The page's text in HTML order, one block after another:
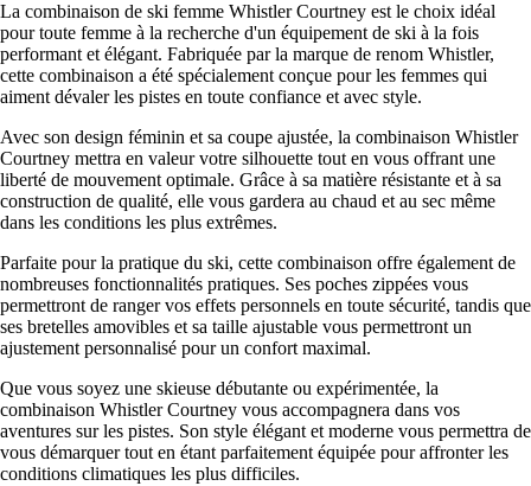
La combinaison de ski femme Whistler Courtney est le choix idéal
pour toute femme à la recherche d'un équipement de ski à la fois
performant et élégant. Fabriquée par la marque de renom Whistler,
cette combinaison a été spécialement conçue pour les femmes qui
aiment dévaler les pistes en toute confiance et avec style.
Avec son design féminin et sa coupe ajustée, la combinaison Whistler
Courtney mettra en valeur votre silhouette tout en vous offrant une
liberté de mouvement optimale. Grâce à sa matière résistante et à sa
construction de qualité, elle vous gardera au chaud et au sec même
dans les conditions les plus extrêmes.
Parfaite pour la pratique du ski, cette combinaison offre également de
nombreuses fonctionnalités pratiques. Ses poches zippées vous
permettront de ranger vos effets personnels en toute sécurité, tandis que
ses bretelles amovibles et sa taille ajustable vous permettront un
ajustement personnalisé pour un confort maximal.
Que vous soyez une skieuse débutante ou expérimentée, la
combinaison Whistler Courtney vous accompagnera dans vos
aventures sur les pistes. Son style élégant et moderne vous permettra de
vous démarquer tout en étant parfaitement équipée pour affronter les
conditions climatiques les plus difficiles.